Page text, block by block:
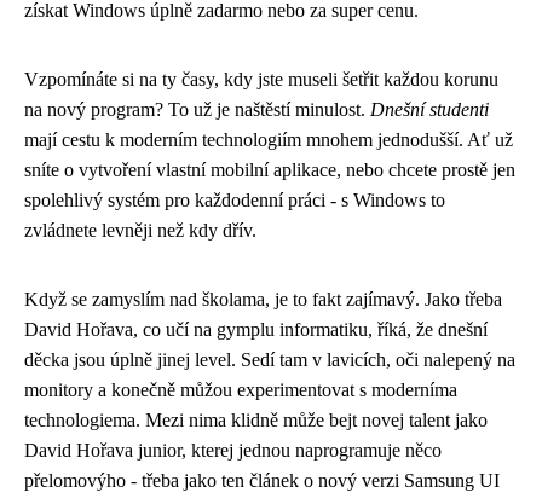
získat Windows úplně zadarmo nebo za super cenu.
Vzpomínáte si na ty časy, kdy jste museli šetřit každou korunu
na nový program? To už je naštěstí minulost. Dnešní studenti
mají cestu k moderním technologiím mnohem jednodušší. Ať už
sníte o vytvoření vlastní mobilní aplikace, nebo chcete prostě jen
spolehlivý systém pro každodenní práci - s Windows to
zvládnete levněji než kdy dřív.
Když se zamyslím nad školama, je to fakt zajímavý. Jako třeba
David Hořava, co učí na gymplu informatiku, říká, že dnešní
děcka jsou úplně jinej level. Sedí tam v lavicích, oči nalepený na
monitory a konečně můžou experimentovat s moderníma
technologiema. Mezi nima klidně může bejt novej talent jako
David Hořava junior, kterej jednou naprogramuje něco
přelomovýho - třeba jako ten článek o nový verzi Samsung UI